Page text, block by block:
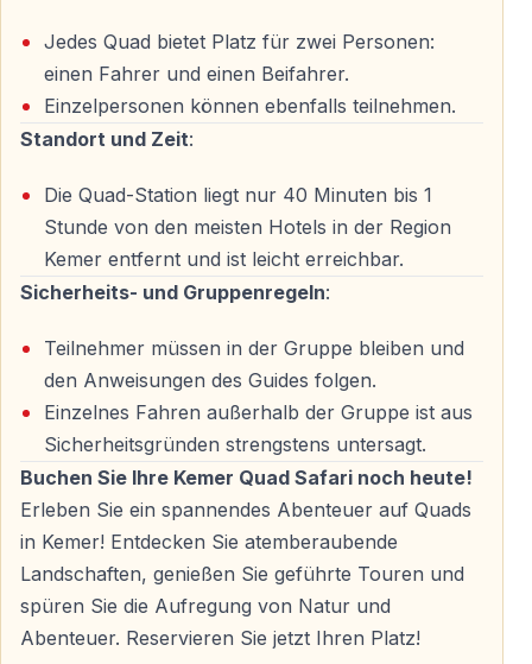
Die eigentliche Safari dauert rund 1,5 Stundenund
führt durch abwechslungsreiches Gelände.
— Wald- und Forstwege
— Felsige Offroad-Abschnitte
— Natürliche Täler und ruhige Gebiete
Mehrere kurze Stopps bieten Gelegenheit für Erholung
kehren Sie zur Basis zurück und können sich vor dem
Rücktransfer reinigen.
Praktische Informationen
Im Preis enthalten
— Hoteltransfer (Hin- und Rückfahrt)
— Quad-Nutzung für ca. 1,5 Stunden
— Schutzhelm (Pflicht)
Jedes Quad bietet Platz für zwei Personen:
einen Fahrer und einen Beifahrer.
Einzelpersonen können ebenfalls teilnehmen.
Standort und Zeit:
Die Quad-Station liegt nur 40 Minuten bis 1
Stunde von den meisten Hotels in der Region
Kemer entfernt und ist leicht erreichbar.
Sicherheits- und Gruppenregeln:
Teilnehmer müssen in der Gruppe bleiben und
den Anweisungen des Guides folgen.
Einzelnes Fahren außerhalb der Gruppe ist aus
Sicherheitsgründen strengstens untersagt.
Buchen Sie Ihre Kemer Quad Safari noch heute!
Erleben Sie ein spannendes Abenteuer auf Quads
in Kemer! Entdecken Sie atemberaubende
Landschaften, genießen Sie geführte Touren und
spüren Sie die Aufregung von Natur und
Abenteuer. Reservieren Sie jetzt Ihren Platz!